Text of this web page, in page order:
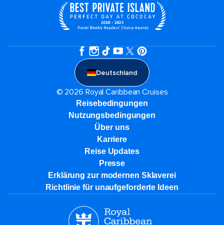
Deutschland
© 2026 Royal Caribbean Cruises
Reisebedingungen
Nutzungsbedingungen
Über uns
Karriere​
Reise Updates​
Presse
Erklärung zur modernen Sklaverei
Richtlinie für unaufgeforderte Ideen